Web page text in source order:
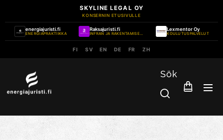
SKYLINE LEGAL OY
KONSERNIN ETUSIVULLE
energiajuristi.fi
ENERGIAPRAKTIIKKA
Raksajuristi.fi
INFRAN JA RAKENTAMISEN PRAKTIIKKA
Lexmentor Oy
KOULUTUSPALVELUT
FI SV EN DE FR ZH
Sök